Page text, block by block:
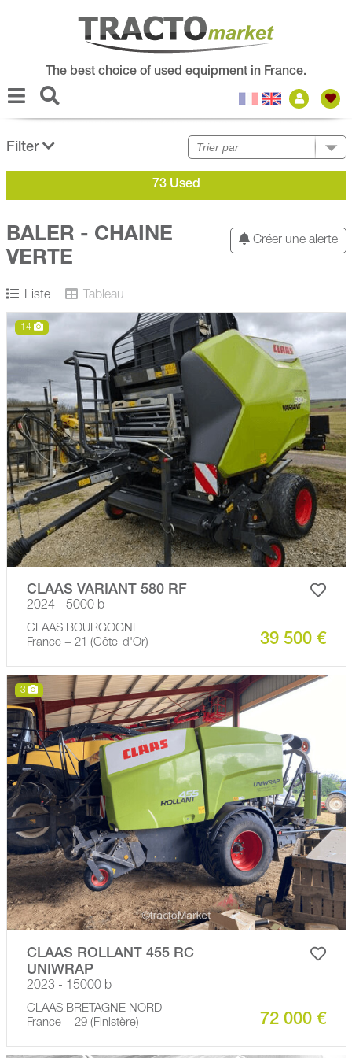
The best choice of used equipment in France.
Filter
73 Used
Créer une alerte
BALER - CHAINE
VERTE
Liste Tableau
14
CLAAS VARIANT 580 RF
2024 - 5000 b
CLAAS BOURGOGNE
France − 21 (Côte-d'Or)
39 500 €
3
CLAAS ROLLANT 455 RC
UNIWRAP
2023 - 15000 b
CLAAS BRETAGNE NORD
France − 29 (Finistère)
72 000 €